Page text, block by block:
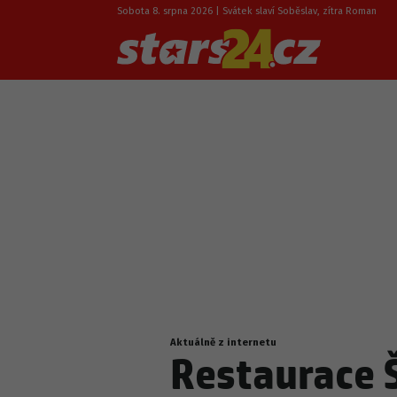
Sobota 8. srpna 2026 | Svátek slaví Soběslav, zítra Roman
Nacházíte
se
zde:
Aktuálně z internetu
Restaurace